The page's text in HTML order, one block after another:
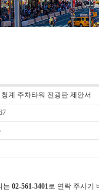
계 주차타워 전광판 제안서
02-561-3401로 연락 주시기